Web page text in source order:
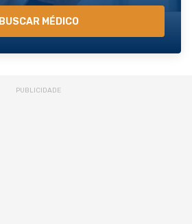
BUSCAR MÉDICO